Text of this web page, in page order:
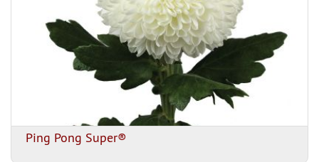
Ping Pong Super®